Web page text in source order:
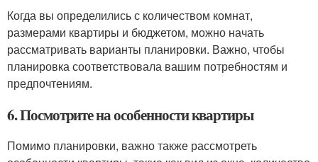
Когда вы определились с количеством комнат,
размерами квартиры и бюджетом, можно начать
рассматривать варианты планировки. Важно, чтобы
планировка соответствовала вашим потребностям и
предпочтениям.
6. Посмотрите на особенности квартиры
Помимо планировки, важно также рассмотреть